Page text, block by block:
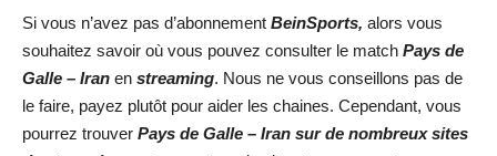
Si vous n’avez pas d’abonnement BeinSports, alors vous
souhaitez savoir où vous pouvez consulter le match Pays de
Galle – Iran en streaming. Nous ne vous conseillons pas de
le faire, payez plutôt pour aider les chaines. Cependant, vous
pourrez trouver Pays de Galle – Iran sur de nombreux sites